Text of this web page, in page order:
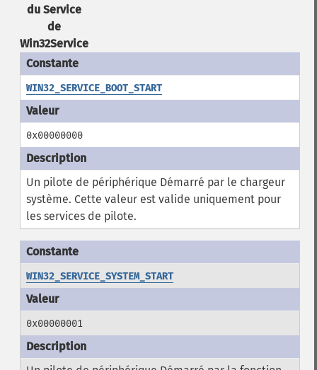
du Service
de
Win32Service
WIN32_SERVICE_BOOT_START
0x00000000
Un pilote de périphérique Démarré par le chargeur
système. Cette valeur est valide uniquement pour
les services de pilote.
WIN32_SERVICE_SYSTEM_START
0x00000001